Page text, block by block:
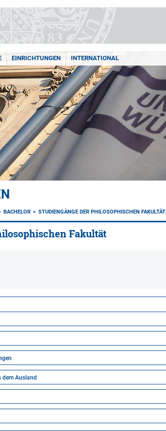
EINRICHTUNGEN INTERNATIONAL
BACHELOR STUDIENGÄNGE DER PHILOSOPHISCHEN FAKULTÄT
Fakultät
dem Ausland